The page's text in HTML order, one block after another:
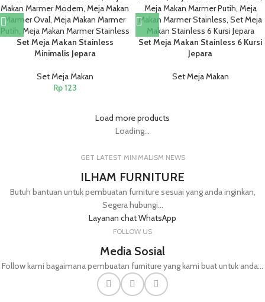
Set Meja Makan Stainless
Minimalis Jepara
Set Meja Makan
Rp123
Set Meja Makan Stainless 6 Kursi
Jepara
Set Meja Makan
Load more products
Loading...
GET LATEST MINIMALISM NEWS
ILHAM FURNITURE
Butuh bantuan untuk pembuatan furniture sesuai yang anda inginkan,
Segera hubungi...
Layanan chat WhatsApp
FOLLOW US
Media Sosial
Follow kami bagaimana pembuatan furniture yang kami buat untuk anda...